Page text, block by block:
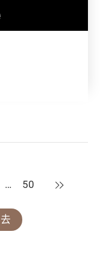
… 50 下一頁
去